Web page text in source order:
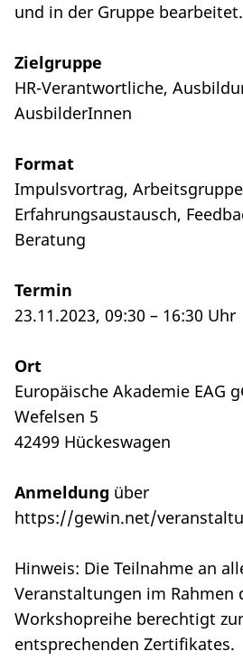
und in der Gruppe bearbeitet.
Zielgruppe
HR-Verantwortliche,
AusbilderInnen
Format
Impulsvortrag,
Erfahrungsaustausch,
Beratung
Termin
23.11.2023, 09:30 – 16:30 Uhr
Ort
Europäische Akademie EAG
Wefelsen 5
42499 Hückeswagen
Anmeldung über
https://gewin.net/
Hinweis: Die Teilnahme an
Veranstaltungen im Rahmen
Workshopreihe berechtigt
entsprechenden Zertifikates.